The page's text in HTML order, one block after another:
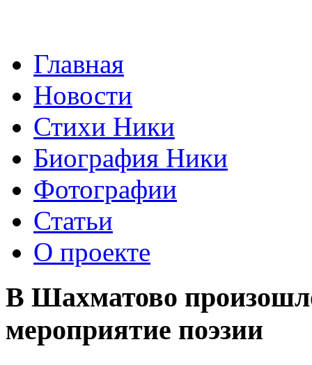
Главная
Новости
Стихи Ники
Биография Ники
Фотографии
Статьи
О проекте
В Шахматово
мероприятие поэзии